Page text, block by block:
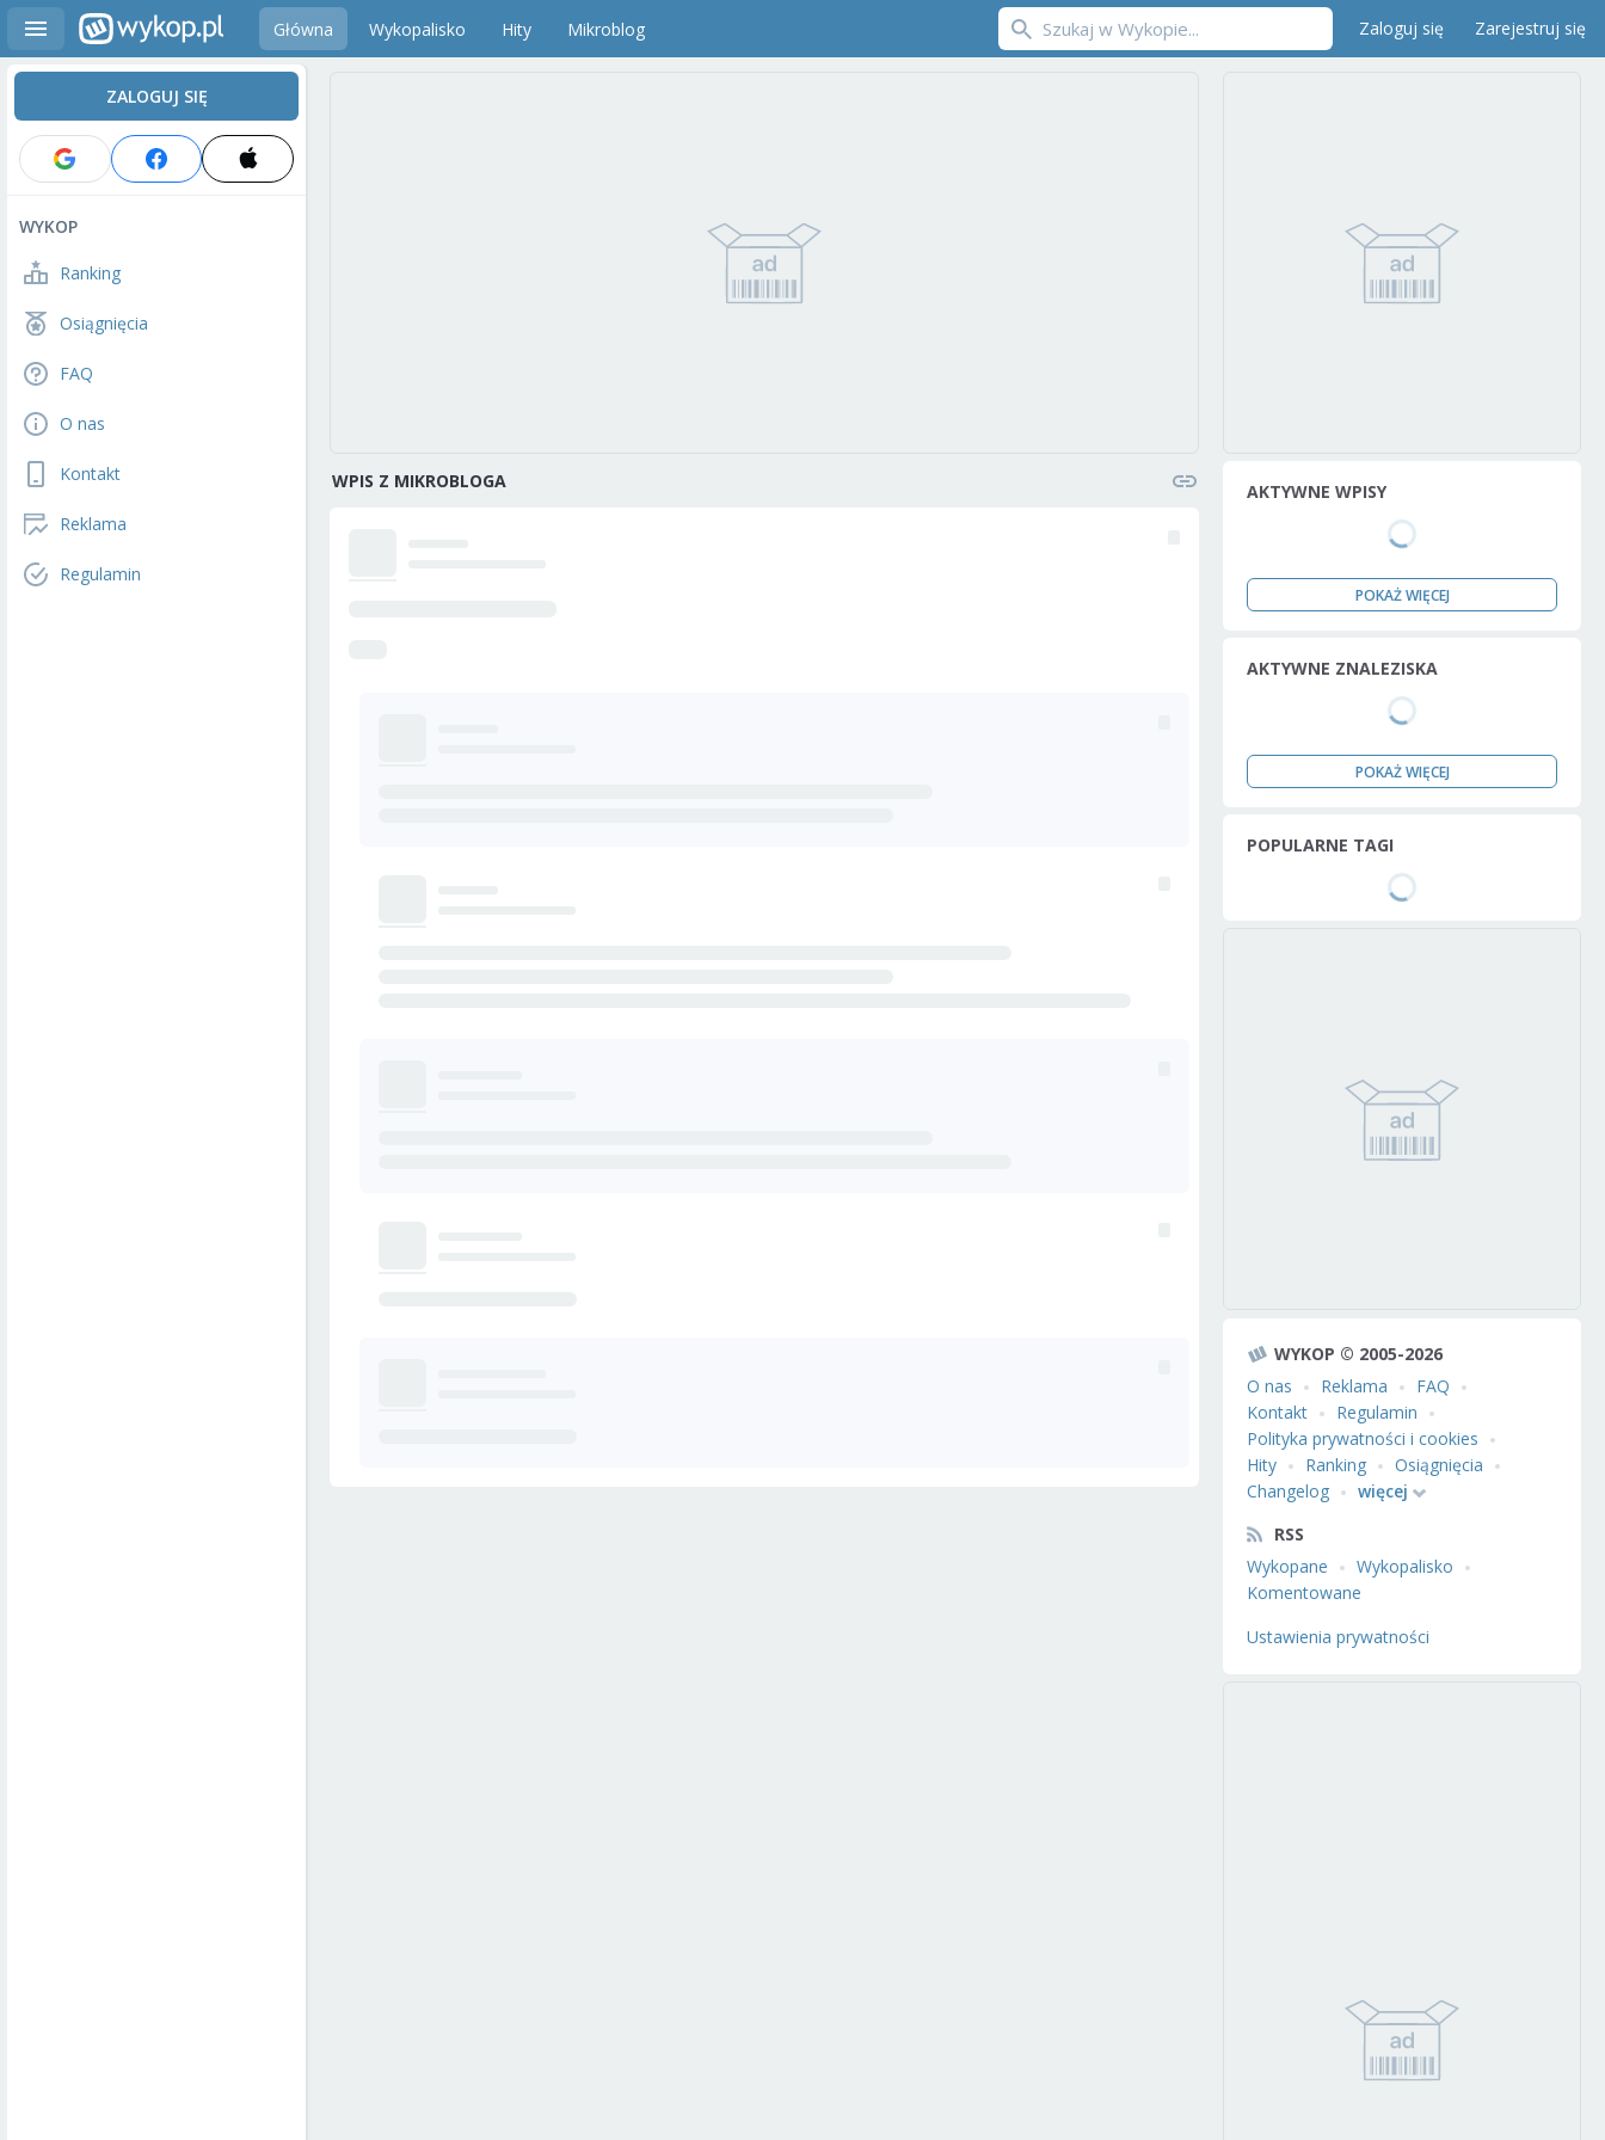
Główna Wykopalisko Hity Mikroblog Zaloguj się Zarejestruj się
ZALOGUJ SIĘ
WYKOP
Ranking
Osiągnięcia
FAQ
O nas
Kontakt
Reklama
Regulamin
WPIS Z MIKROBLOGA AKTYWNE WPISY
POKAŻ WIĘCEJ
AKTYWNE ZNALEZISKA
POKAŻ WIĘCEJ
POPULARNE TAGI
WYKOP © 2005-2026
O nas
Reklama
FAQ
Kontakt
Regulamin
Polityka prywatności i cookies
Hity
Ranking
Osiągnięcia
Changelog
więcej
RSS
Wykopane
Wykopalisko
Komentowane
Ustawienia prywatności